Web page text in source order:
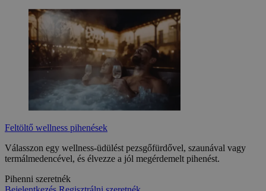
Feltöltő wellness pihenések
Válasszon egy wellness-üdülést pezsgőfürdővel, szaunával vagy
termálmedencével, és élvezze a jól megérdemelt pihenést.
Pihenni szeretnék